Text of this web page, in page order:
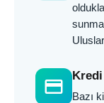
credit_card
Kredi
Bazı